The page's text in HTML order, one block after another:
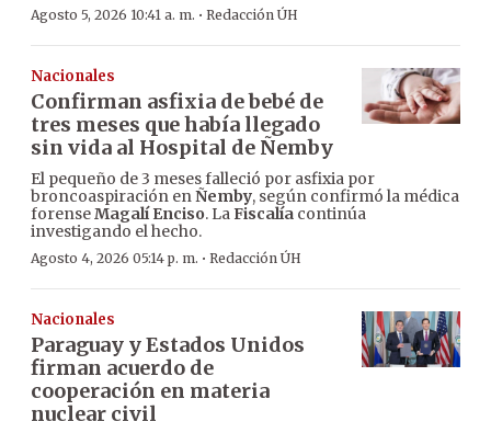
Agosto 5, 2026 10:41 a. m. · Redacción ÚH
Nacionales
Confirman asfixia de bebé de
tres meses que había llegado
sin vida al Hospital de Ñemby
El pequeño de 3 meses falleció por asfixia por
broncoaspiración enÑemby, según confirmó la médica
forenseMagalí Enciso. LaFiscalía continúa
investigando el hecho.
Agosto 4, 2026 05:14 p. m. · Redacción ÚH
Nacionales
Paraguay y Estados Unidos
firman acuerdo de
cooperación en materia
nuclear civil